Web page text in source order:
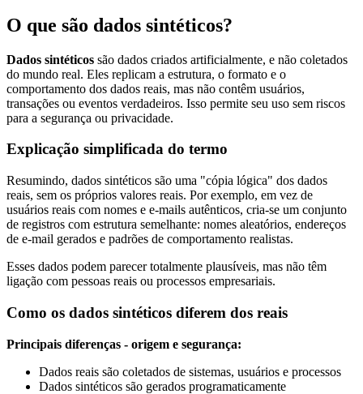
O que são dados sintéticos?
Dados sintéticos são dados criados artificialmente, e não coletados
do mundo real. Eles replicam a estrutura, o formato e o
comportamento dos dados reais, mas não contêm usuários,
transações ou eventos verdadeiros. Isso permite seu uso sem riscos
para a segurança ou privacidade.
Explicação simplificada do termo
Resumindo, dados sintéticos são uma "cópia lógica" dos dados
reais, sem os próprios valores reais. Por exemplo, em vez de
usuários reais com nomes e e-mails autênticos, cria-se um conjunto
de registros com estrutura semelhante: nomes aleatórios, endereços
de e-mail gerados e padrões de comportamento realistas.
Esses dados podem parecer totalmente plausíveis, mas não têm
ligação com pessoas reais ou processos empresariais.
Como os dados sintéticos diferem dos reais
Principais diferenças - origem e segurança:
Dados reais são coletados de sistemas, usuários e processos
Dados sintéticos são gerados programaticamente